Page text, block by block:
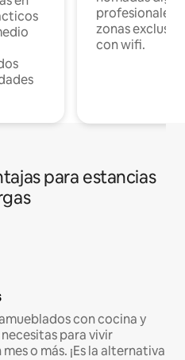
profesionales
zonas
con wifi.
para estancias
con cocina y
para vivir
o más. ¡Es la alternativa